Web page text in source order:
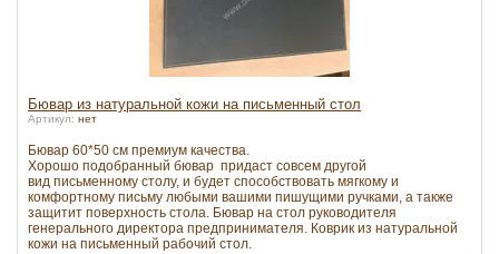
Бювар из натуральной кожи на письменный стол
Артикул: нет
Бювар 60*50 см премиум качества.
Хорошо подобранный бювар придаст совсем другой
вид письменному столу, и будет способствовать мягкому и
комфортному письму любыми вашими пишущими ручками, а также
защитит поверхность стола. Бювар на стол руководителя
генерального директора предпринимателя. Коврик из натуральной
кожи на письменный рабочий стол.